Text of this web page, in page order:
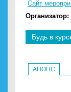
Сайт
Организатор:
Будь в
АНОНС